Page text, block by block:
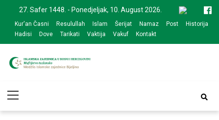
navigation
content
27. Safer 1448. - Ponedjeljak, 10. August 2026.
Kur'an Časni Resulullah Islam Šerijat Namaz Post
Historija
Hadisi
Dove Tarikati Vaktija Vakuf Kontakt
zajednice Bijeljina
Menu